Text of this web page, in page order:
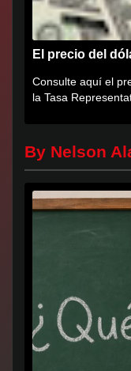
El precio del
Consulte aquí el
la Tasa
By Nelson